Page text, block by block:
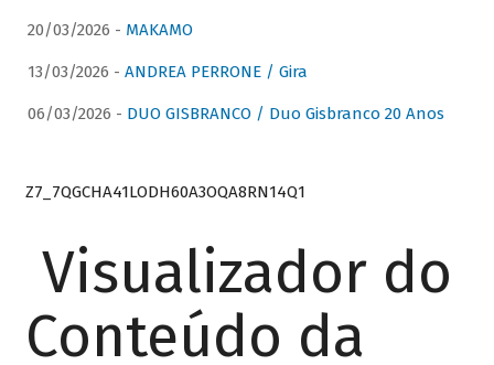
20/03/2026 - MAKAMO
13/03/2026 - ANDREA PERRONE / Gira
06/03/2026 - DUO GISBRANCO / Duo Gisbranco 20 Anos
Z7_7QGCHA41LODH60A3OQA8RN14Q1
Visualizador do
Conteúdo da